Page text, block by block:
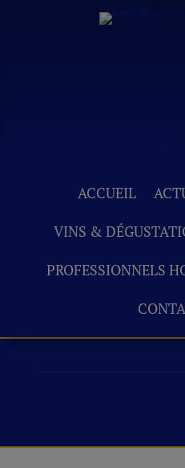
ACCUEIL
VINS &
PROFESSIONNELS